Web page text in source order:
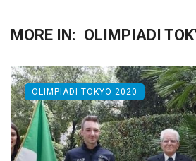
MORE IN: OLIMPIADI
OLIMPIADI TOKYO 2020